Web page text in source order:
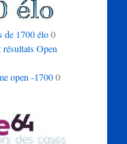
de 1700 élo0
Open
open -17000